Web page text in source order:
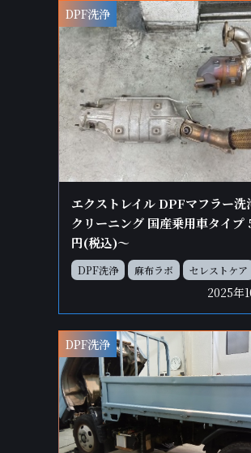
DPF洗浄
エクストレイル DPFマフラー洗
クリーニング 国産乗用車タイ
円(税込)～
DPF洗浄 麻布ラボ セレストケア
2025年
DPF洗浄